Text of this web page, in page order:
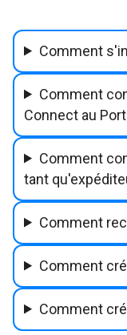
Comment
Comment
Connect au
Comment
tant
Comment
Comment
Comment